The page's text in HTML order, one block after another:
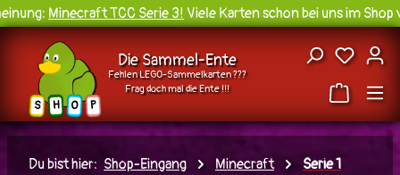
Zum Hauptinhalt springen
Minecraft TCC Serie 3!Viele Karten schon bei uns im Shop
S H O P
Die Sammel-Ente
Fehlen LEGO-Sammelkarten ???
Frag doch mal die Ente !!!
Du
Du bist hier: Shop-Eingang Minecraft Serie 1